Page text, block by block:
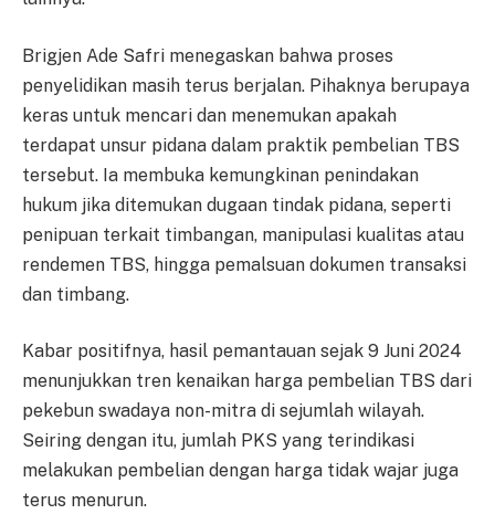
Brigjen Ade Safri menegaskan bahwa proses
penyelidikan masih terus berjalan. Pihaknya berupaya
keras untuk mencari dan menemukan apakah
terdapat unsur pidana dalam praktik pembelian TBS
tersebut. Ia membuka kemungkinan penindakan
hukum jika ditemukan dugaan tindak pidana, seperti
penipuan terkait timbangan, manipulasi kualitas atau
rendemen TBS, hingga pemalsuan dokumen transaksi
dan timbang.
Kabar positifnya, hasil pemantauan sejak 9 Juni 2024
menunjukkan tren kenaikan harga pembelian TBS dari
pekebun swadaya non-mitra di sejumlah wilayah.
Seiring dengan itu, jumlah PKS yang terindikasi
melakukan pembelian dengan harga tidak wajar juga
terus menurun.